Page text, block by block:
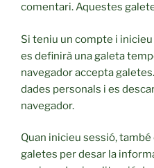
comentari. Aquestes
Si teniu un compte i
es definirà una galeta
navegador accepta
dades personals i es
navegador.
Quan inicieu sessió,
galetes per desar la